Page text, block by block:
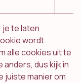
je te laten
wordt
alle cookies uit te
dus kijk in
juiste manier om